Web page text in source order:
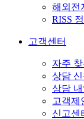
해외전
RISS
고객센터
자주
상담 신
상담
고객제
신고센